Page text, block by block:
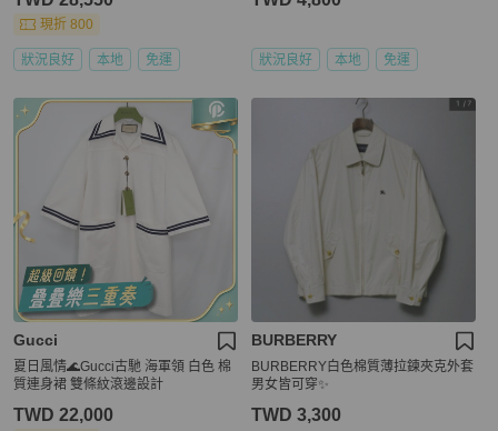
現折 800
狀況良好 本地 免運 狀況良好 本地 免運
Gucci
夏日風情🌊Gucci古馳 海軍領 白色 棉
質連身裙 雙條紋滾邊設計
TWD 22,000
BURBERRY
BURBERRY白色棉質薄拉鍊夾克外套
男女皆可穿✨
TWD 3,300